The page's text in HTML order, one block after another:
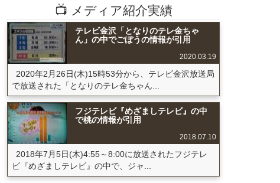
📺 メディア紹介実績
テレビ金沢「となりのテレ金ちゃ
ん」の中でごぼうの情報が引用
2020.03.19
2020年2月26日(木)15時53分から、テレビ金沢放送局
で放送された「となりのテレ金ちゃん...
フジテレビ『めざましテレビ』の中
で桃の情報が引用
2018.07.10
2018年7月5日(木)4:55～8:00に放送されたフジテレ
ビ『めざましテレビ』の中で、ジャ...